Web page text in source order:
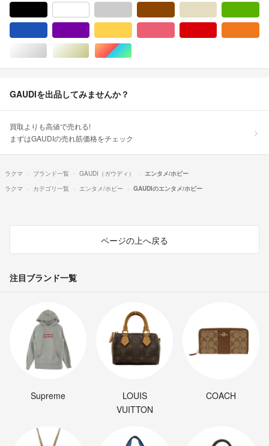
シルバー/銀色系ゴールド/金色系マルチカラー
GAUDIを出品してみませんか？
買取よりも高値で売れる!
まずはGAUDIの売れ筋価格をチェック
ラクマ ブランド一覧 GAUDI（ガウディ）
エンタメ/ホビー
ラクマ
カテゴリ一覧 エンタメ/ホビー GAUDIのエンタメ/ホビー
ページの上へ戻る
注目ブランド一覧
Supreme
LOUIS
VUITTON
COACH